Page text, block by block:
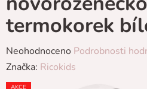
termokorek
Průměrné
hodnocení
produktu
Neohodnoceno Podrobnosti
Značka: Ricokids